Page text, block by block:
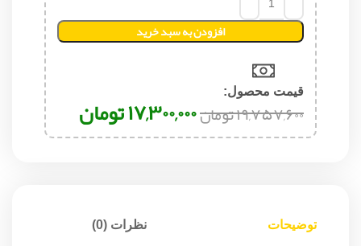
افزودن به سبد خرید
قیمت محصول:​
۱۹,۷۵۷,۶۰۰تومان۱۷,۳۰۰,۰۰۰تومان
توضیحات نظرات (0)